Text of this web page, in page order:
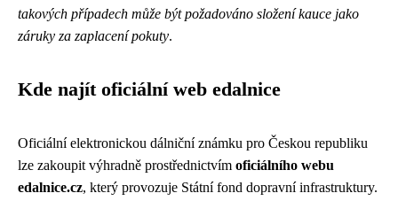
takových případech může být požadováno složení kauce jako
záruky za zaplacení pokuty.
Kde najít oficiální web edalnice
Oficiální elektronickou dálniční známku pro Českou republiku
lze zakoupit výhradně prostřednictvím oficiálního webu
edalnice.cz, který provozuje Státní fond dopravní infrastruktury.